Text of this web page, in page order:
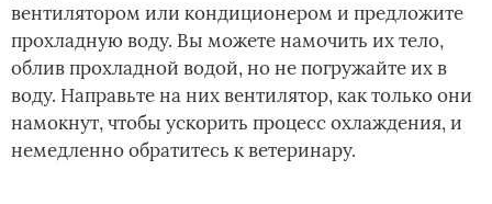
вентилятором или кондиционером и предложите
прохладную воду. Вы можете намочить их тело,
облив прохладной водой, но не погружайте их в
воду. Направьте на них вентилятор, как только они
намокнут, чтобы ускорить процесс охлаждения, и
немедленно обратитесь к ветеринару.